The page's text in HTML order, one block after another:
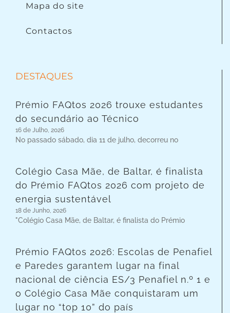
Mapa do site
Contactos
DESTAQUES
Prémio FAQtos 2026 trouxe estudantes
do secundário ao Técnico
16 de Julho, 2026
No passado sábado, dia 11 de julho, decorreu no
Colégio Casa Mãe, de Baltar, é finalista
do Prémio FAQtos 2026 com projeto de
energia sustentável
18 de Junho, 2026
"Colégio Casa Mãe, de Baltar, é finalista do Prémio
Prémio FAQtos 2026: Escolas de Penafiel
e Paredes garantem lugar na final
nacional de ciência ES/3 Penafiel n.º 1 e
o Colégio Casa Mãe conquistaram um
lugar no “top 10” do país